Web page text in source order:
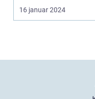
Kolding er ingen und...
16 januar 2024